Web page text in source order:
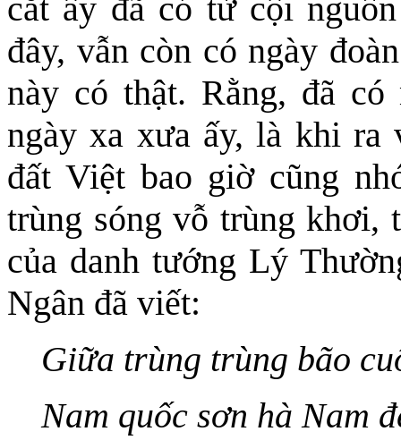
cắt ấy đã có từ cội
đây, vẫn còn có ngày
này có thật. Rằng, đã
ngày xa xưa ấy, là khi ra
đất Việt bao giờ cũng
trùng sóng vỗ trùng
của danh tướng Lý
Ngân đã viết:
Giữa trùng trùng bão
Nam quốc sơn hà Nam